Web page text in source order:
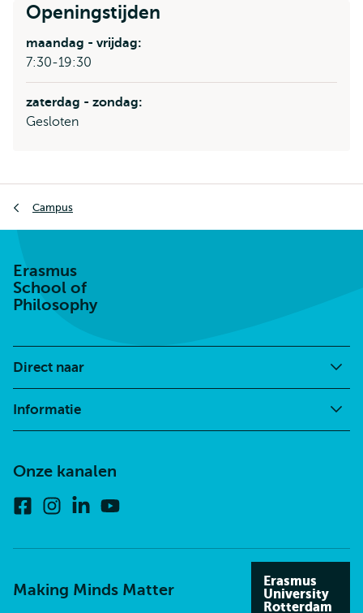
Openingstijden
maandag - vrijdag:
7:30-19:30
zaterdag - zondag:
Gesloten
Campus
Erasmus
School of
Philosophy
Direct naar
Informatie
Onze kanalen
FacebookInstagram
Linkedin
Making Minds Matter
Erasmus
University
Rotterdam